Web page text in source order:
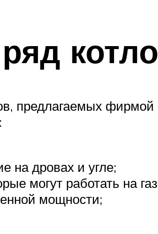
предлагаемых
на дровах и угле;
могут работать на
мощности;